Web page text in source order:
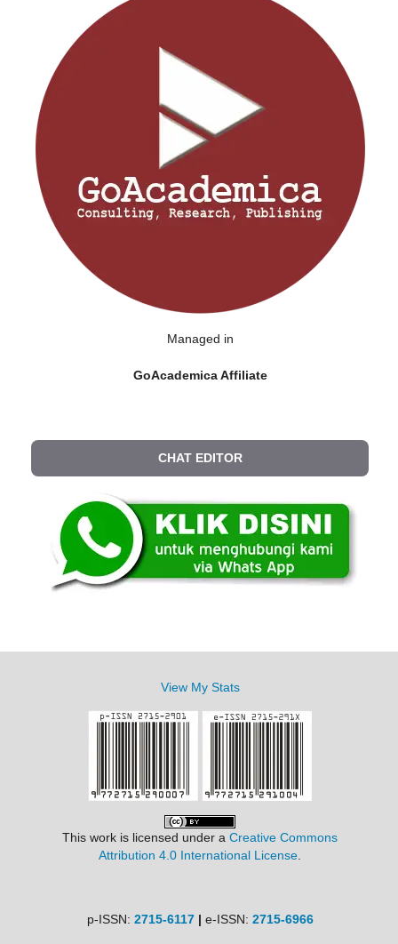
Managed in
GoAcademica Affiliate
CHAT EDITOR
View My Stats
This work is licensed under a Creative Commons
Attribution 4.0 International License
p-ISSN: 2715-6117| e-ISSN: 2715-6966